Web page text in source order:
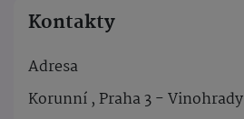
Kontakty
Adresa
Korunní , Praha 3 - Vinohrady